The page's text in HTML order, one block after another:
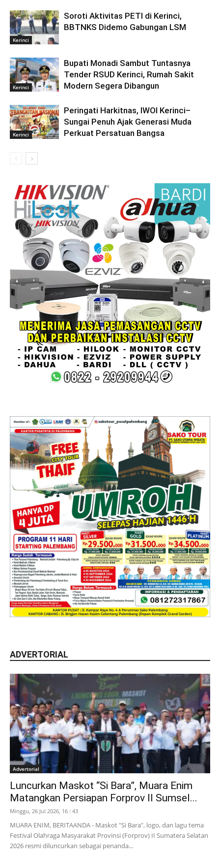
Kerinci
Soroti Aktivitas PETI di Kerinci,
BBTNKS Didemo Gabungan LSM
Kerinci
Bupati Monadi Sambut Tuntasnya
Tender RSUD Kerinci, Rumah Sakit
Modern Segera Dibangun
Kerinci
Peringati Harkitnas, IWOI Kerinci–
Sungai Penuh Ajak Generasi Muda
Perkuat Persatuan Bangsa
ADVERTORIAL
Advertorial
Luncurkan Maskot “Si Bara”, Muara Enim
Matangkan Persiapan Forprov II Sumsel...
Minggu, 26 Jul 2026, 16 : 43
MUARA ENIM, BERITAANDA - Maskot "Si Bara", logo, dan lagu tema
Festival Olahraga Masyarakat Provinsi (Forprov) II Sumatera Selatan
2026 resmi diluncurkan sebagai penanda...